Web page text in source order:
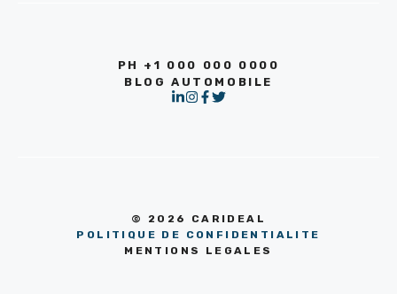
PH +1 000 000 0000
BLOG AUTOMOBILE
© 2026 CARIDEAL
POLITIQUE DE CONFIDENTIALITE
MENTIONS LEGALES